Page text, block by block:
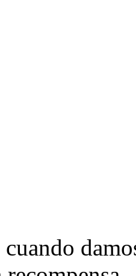
cuando